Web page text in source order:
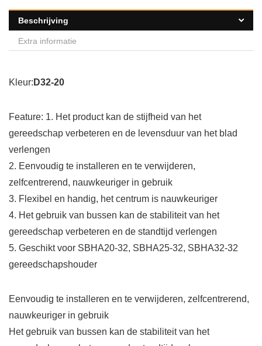
Beschrijving
Extra informatie
Kleur: D32-20
Feature: 1. Het product kan de stijfheid van het
gereedschap verbeteren en de levensduur van het blad
verlengen
2. Eenvoudig te installeren en te verwijderen,
zelfcentrerend, nauwkeuriger in gebruik
3. Flexibel en handig, het centrum is nauwkeuriger
4. Het gebruik van bussen kan de stabiliteit van het
gereedschap verbeteren en de standtijd verlengen
5. Geschikt voor SBHA20-32, SBHA25-32, SBHA32-32
gereedschapshouder
Eenvoudig te installeren en te verwijderen, zelfcentrerend,
nauwkeuriger in gebruik
Het gebruik van bussen kan de stabiliteit van het